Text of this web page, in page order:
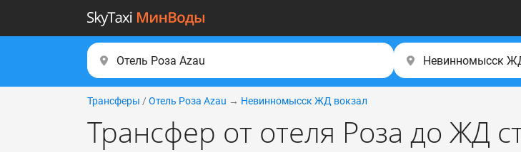
Трансферы / Отель Роза Аzаu → Невинномысск ЖД вокзал
Трансфер от отеля Роза до ЖД